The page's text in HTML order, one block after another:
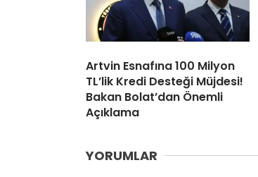
Artvin Esnafına 100 Milyon
TL’lik Kredi Desteği Müjdesi!
Bakan Bolat’dan Önemli
Açıklama
YORUMLAR